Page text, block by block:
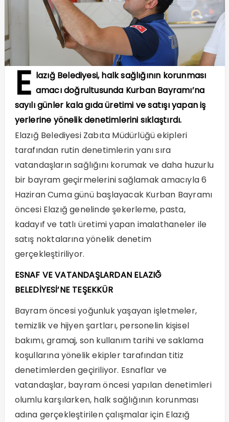
E lazığ Belediyesi, halk sağlığının korunması
amacı doğrultusunda Kurban Bayramı’na
sayılı günler kala gıda üretimi ve satışı yapan iş
yerlerine yönelik denetimlerini sıklaştırdı.
Elazığ Belediyesi Zabıta Müdürlüğü ekipleri
tarafından rutin denetimlerin yanı sıra
vatandaşların sağlığını korumak ve daha huzurlu
bir bayram geçirmelerini sağlamak amacıyla 6
Haziran Cuma günü başlayacak Kurban Bayramı
öncesi Elazığ genelinde şekerleme, pasta,
kadayıf ve tatlı üretimi yapan imalathaneler ile
satış noktalarına yönelik denetim
gerçekleştiriliyor.
ESNAF VE VATANDAŞLARDAN ELAZIĞ
BELEDİYESİ’NE TEŞEKKÜR
Bayram öncesi yoğunluk yaşayan işletmeler,
temizlik ve hijyen şartları, personelin kişisel
bakımı, gramaj, son kullanım tarihi ve saklama
koşullarına yönelik ekipler tarafından titiz
denetimlerden geçiriliyor. Esnaflar ve
vatandaşlar, bayram öncesi yapılan denetimleri
olumlu karşılarken, halk sağlığının korunması
adına gerçekleştirilen çalışmalar için Elazığ